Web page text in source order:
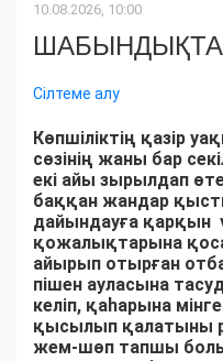
10.08.2026, 10:00
Сілтеме алу
Көпшіліктің қазір
сөзінің жаны бар
екі айы зырылдап
баққан жандар
дайындауға қарқын
қожалықтарына
айырып отырған
пішен ауласына
келіп, қаһарына
қысылып қалатыны
жем-шөп тапшы